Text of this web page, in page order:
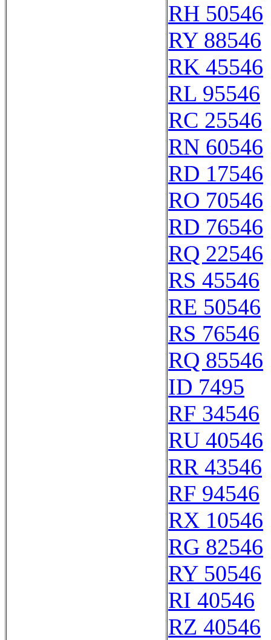
RH 50546
RY 88546
RK 45546
RL 95546
RC 25546
RN 60546
RD 17546
RO 70546
RD 76546
RQ 22546
RS 45546
RE 50546
RS 76546
RQ 85546
ID 7495
RF 34546
RU 40546
RR 43546
RF 94546
RX 10546
RG 82546
RY 50546
RI 40546
RZ 40546